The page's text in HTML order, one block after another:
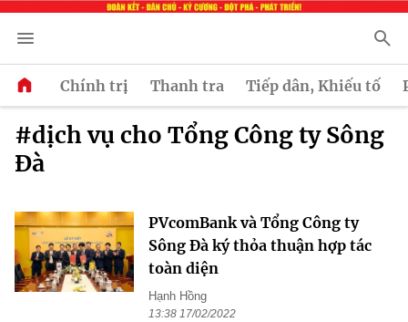
Chính trị Thanh tra Tiếp dân, Khiếu tố
#dịch vụ cho Tổng Công ty Sông
Đà
PVcomBank và Tổng Công ty
Sông Đà ký thỏa thuận hợp tác
toàn diện
Hạnh Hồng
13:38 17/02/2022